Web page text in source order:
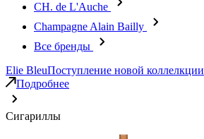
CH. de L'Auche
Champagne Alain Bailly
Все бренды
Elie BleuПоступление новой коллелкции
Подробнее
Сигариллы